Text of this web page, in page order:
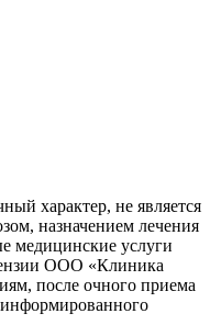
характер, не является
назначением лечения
медицинские услуги
ООО «Клиника
после очного приема